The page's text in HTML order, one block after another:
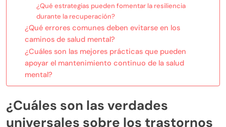
¿Qué estrategias pueden fomentar la resiliencia
durante la recuperación?
¿Qué errores comunes deben evitarse en los
caminos de salud mental?
¿Cuáles son las mejores prácticas que pueden
apoyar el mantenimiento continuo de la salud
mental?
¿Cuáles son las verdades
universales sobre los trastornos